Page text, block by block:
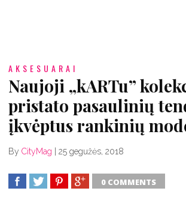
AKSESUARAI
Naujoji „kARTu”
pristato pasaulinių
įkvėptus rankinių
By CityMag 25 gegužės, 2018
0 COMMENTS